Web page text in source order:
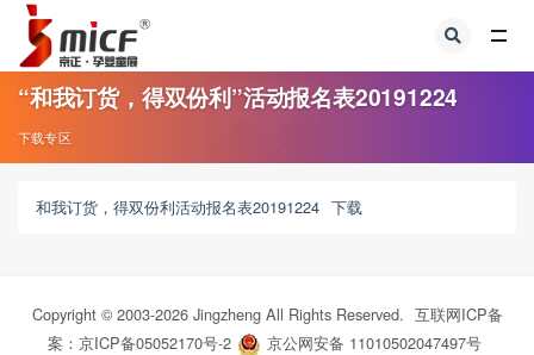
“和我订货，得双份利”活动报名表20191224
下载专区
和我订货，得双份利活动报名表20191224 下载
Copyright © 2003-2026Jingzheng All Rights Reserved. 互联网ICP备
案：京ICP备05052170号-2
京公网安备 11010502047497号
全部